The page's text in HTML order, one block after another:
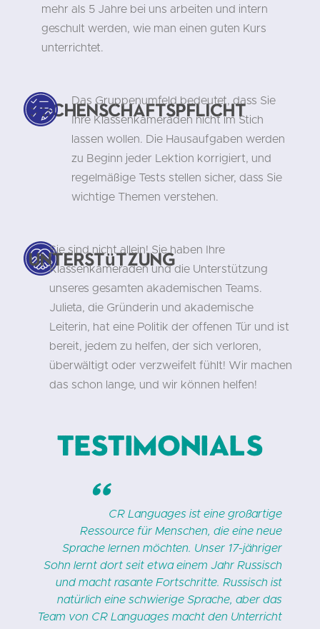
mehr als 5 Jahre bei uns arbeiten und intern
geschult werden, wie man einen guten Kurs
unterrichtet.
Rechenschaftspflicht
Das Gruppenumfeld bedeutet, dass Sie
Ihre Klassenkameraden nicht im Stich
lassen wollen. Die Hausaufgaben werden
zu Beginn jeder Lektion korrigiert, und
regelmäßige Tests stellen sicher, dass Sie
wichtige Themen verstehen.
Unterstützung
Sie sind nicht allein! Sie haben Ihre
Klassenkameraden und die Unterstützung
unseres gesamten akademischen Teams.
Julieta, die Gründerin und akademische
Leiterin, hat eine Politik der offenen Tür und ist
bereit, jedem zu helfen, der sich verloren,
überwältigt oder verzweifelt fühlt! Wir machen
das schon lange, und wir können helfen!
Testimonials
" CR Languages ist eine großartige
Ressource für Menschen, die eine neue
Sprache lernen möchten. Unser 17-jähriger
Sohn lernt dort seit etwa einem Jahr Russisch
und macht rasante Fortschritte. Russisch ist
natürlich eine schwierige Sprache, aber das
Team von CR Languages macht den Unterricht